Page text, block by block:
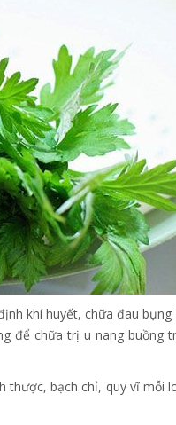
khí huyết, chữa đau
để chữa trị u nang buồng
thược, bạch chỉ, quy vĩ mỗi